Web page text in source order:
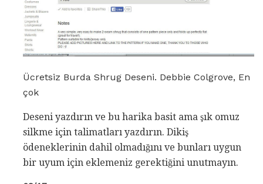
Ücretsiz Burda Shrug Deseni. Debbie Colgrove, En
çok
Deseni yazdırın ve bu harika basit ama şık omuz
silkme için talimatları yazdırın. Dikiş
ödeneklerinin dahil olmadığını ve bunları uygun
bir uyum için eklemeniz gerektiğini unutmayın.